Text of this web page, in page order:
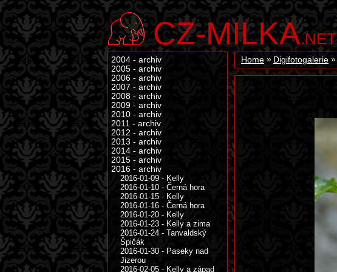
CZ-MILKA.NET
Home Digifotogalerie
2004 - archiv
2005 - archiv
2006 - archiv
2007 - archiv
2008 - archiv
2009 - archiv
2010 - archiv
2011 - archiv
2012 - archiv
2013 - archiv
2014 - archiv
2015 - archiv
2016 - archiv
2016-01-09 - Kelly
2016-01-10 - Černá hora
2016-01-15 - Kelly
2016-01-16 - Černá hora
2016-01-20 - Kelly
2016-01-23 - Kelly a zima
2016-01-24 - Tanvaldský
Špičák
2016-01-30 - Paseky nad
Jizerou
2016-02-05 - Kelly a západ